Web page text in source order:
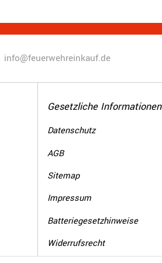
info@feuerwehreinkauf.de
Gesetzliche Informationen
Datenschutz
AGB
Sitemap
Impressum
Batteriegesetzhinweise
Widerrufsrecht